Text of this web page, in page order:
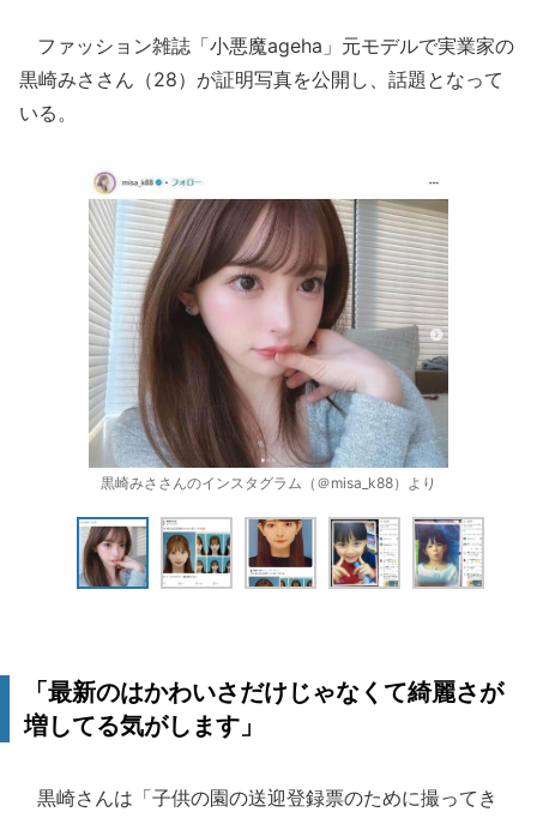
ファッション雑誌「小悪魔ageha」元モデルで実業家の
黒崎みささん（28）が証明写真を公開し、話題となって
いる。
黒崎みささんのインスタグラム（＠misa_k88）より
「最新のはかわいさだけじゃなくて綺麗さが
増してる気がします」
黒崎さんは「子供の園の送迎登録票のために撮ってき